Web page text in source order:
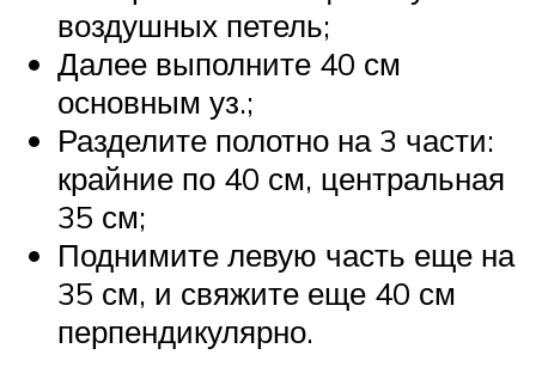
воздушных петель;
Далее выполните 40 см
основным уз.;
Разделите полотно на 3 части:
крайние по 40 см, центральная
35 см;
Поднимите левую часть еще на
35 см, и свяжите еще 40 см
перпендикулярно.